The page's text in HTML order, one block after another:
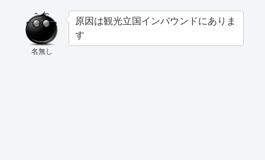
名無し
原因は観光立国インバウンドにありま
す